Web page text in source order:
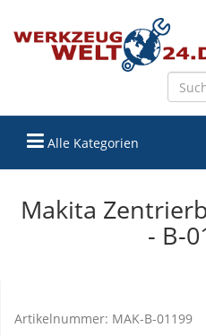
Alle Kategorien
Makita
- B-
Artikelnummer: MAK-B-01199